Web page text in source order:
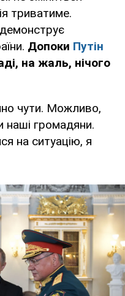
триватиме.
Допоки Путін
на жаль, нічого
чути. Можливо,
наші громадяни.
на ситуацію, я